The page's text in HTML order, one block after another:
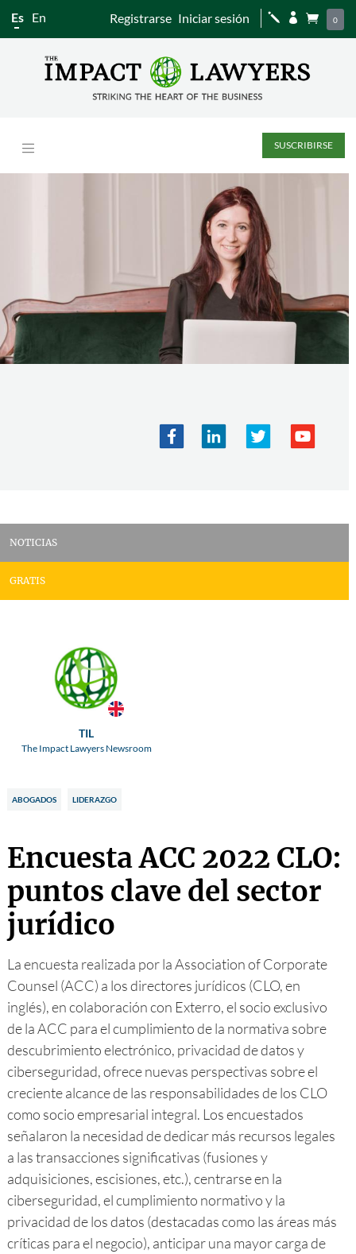
Es En Registrarse Iniciar sesión j   0
SUSCRIBIRSE
NOTICIAS
GRATIS
TIL
The Impact Lawyers Newsroom
ABOGADOS LIDERAZGO
Encuesta ACC 2022 CLO:
puntos clave del sector
jurídico
La encuesta realizada por la Association of Corporate
Counsel (ACC) a los directores jurídicos (CLO, en
inglés), en colaboración con Exterro, el socio exclusivo
de la ACC para el cumplimiento de la normativa sobre
descubrimiento electrónico, privacidad de datos y
ciberseguridad, ofrece nuevas perspectivas sobre el
creciente alcance de las responsabilidades de los CLO
como socio empresarial integral. Los encuestados
señalaron la necesidad de dedicar más recursos legales
a las transacciones significativas (fusiones y
adquisiciones, escisiones, etc.), centrarse en la
ciberseguridad, el cumplimiento normativo y la
privacidad de los datos (destacadas como las áreas más
críticas para el negocio), anticipar una mayor carga de